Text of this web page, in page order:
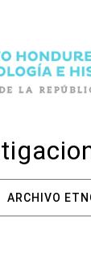
ARCHIVO